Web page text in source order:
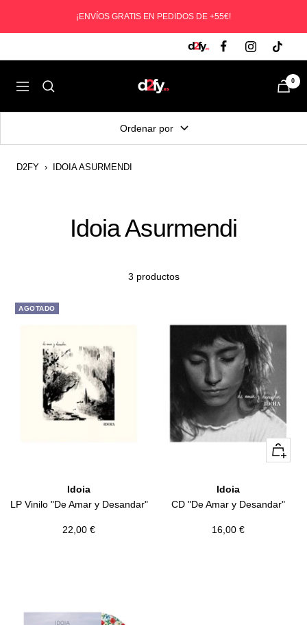
¡ENVÍOS GRATIS EN PEDIDOS DE +55€!
Navegación
D2fy
Direct
To
Fans
0
Ordenar por
D2FY › IDOIA ASURMENDI
Idoia Asurmendi
3 productos
AGOTADO
Idoia
LP Vinilo "De Amar y Desandar"
Precio
22,00 €
+
Añadir
Idoia
CD "De Amar y Desandar"
Precio
16,00 €